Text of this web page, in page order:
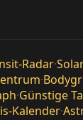
Radar·
·
·Günstige
Kalender·